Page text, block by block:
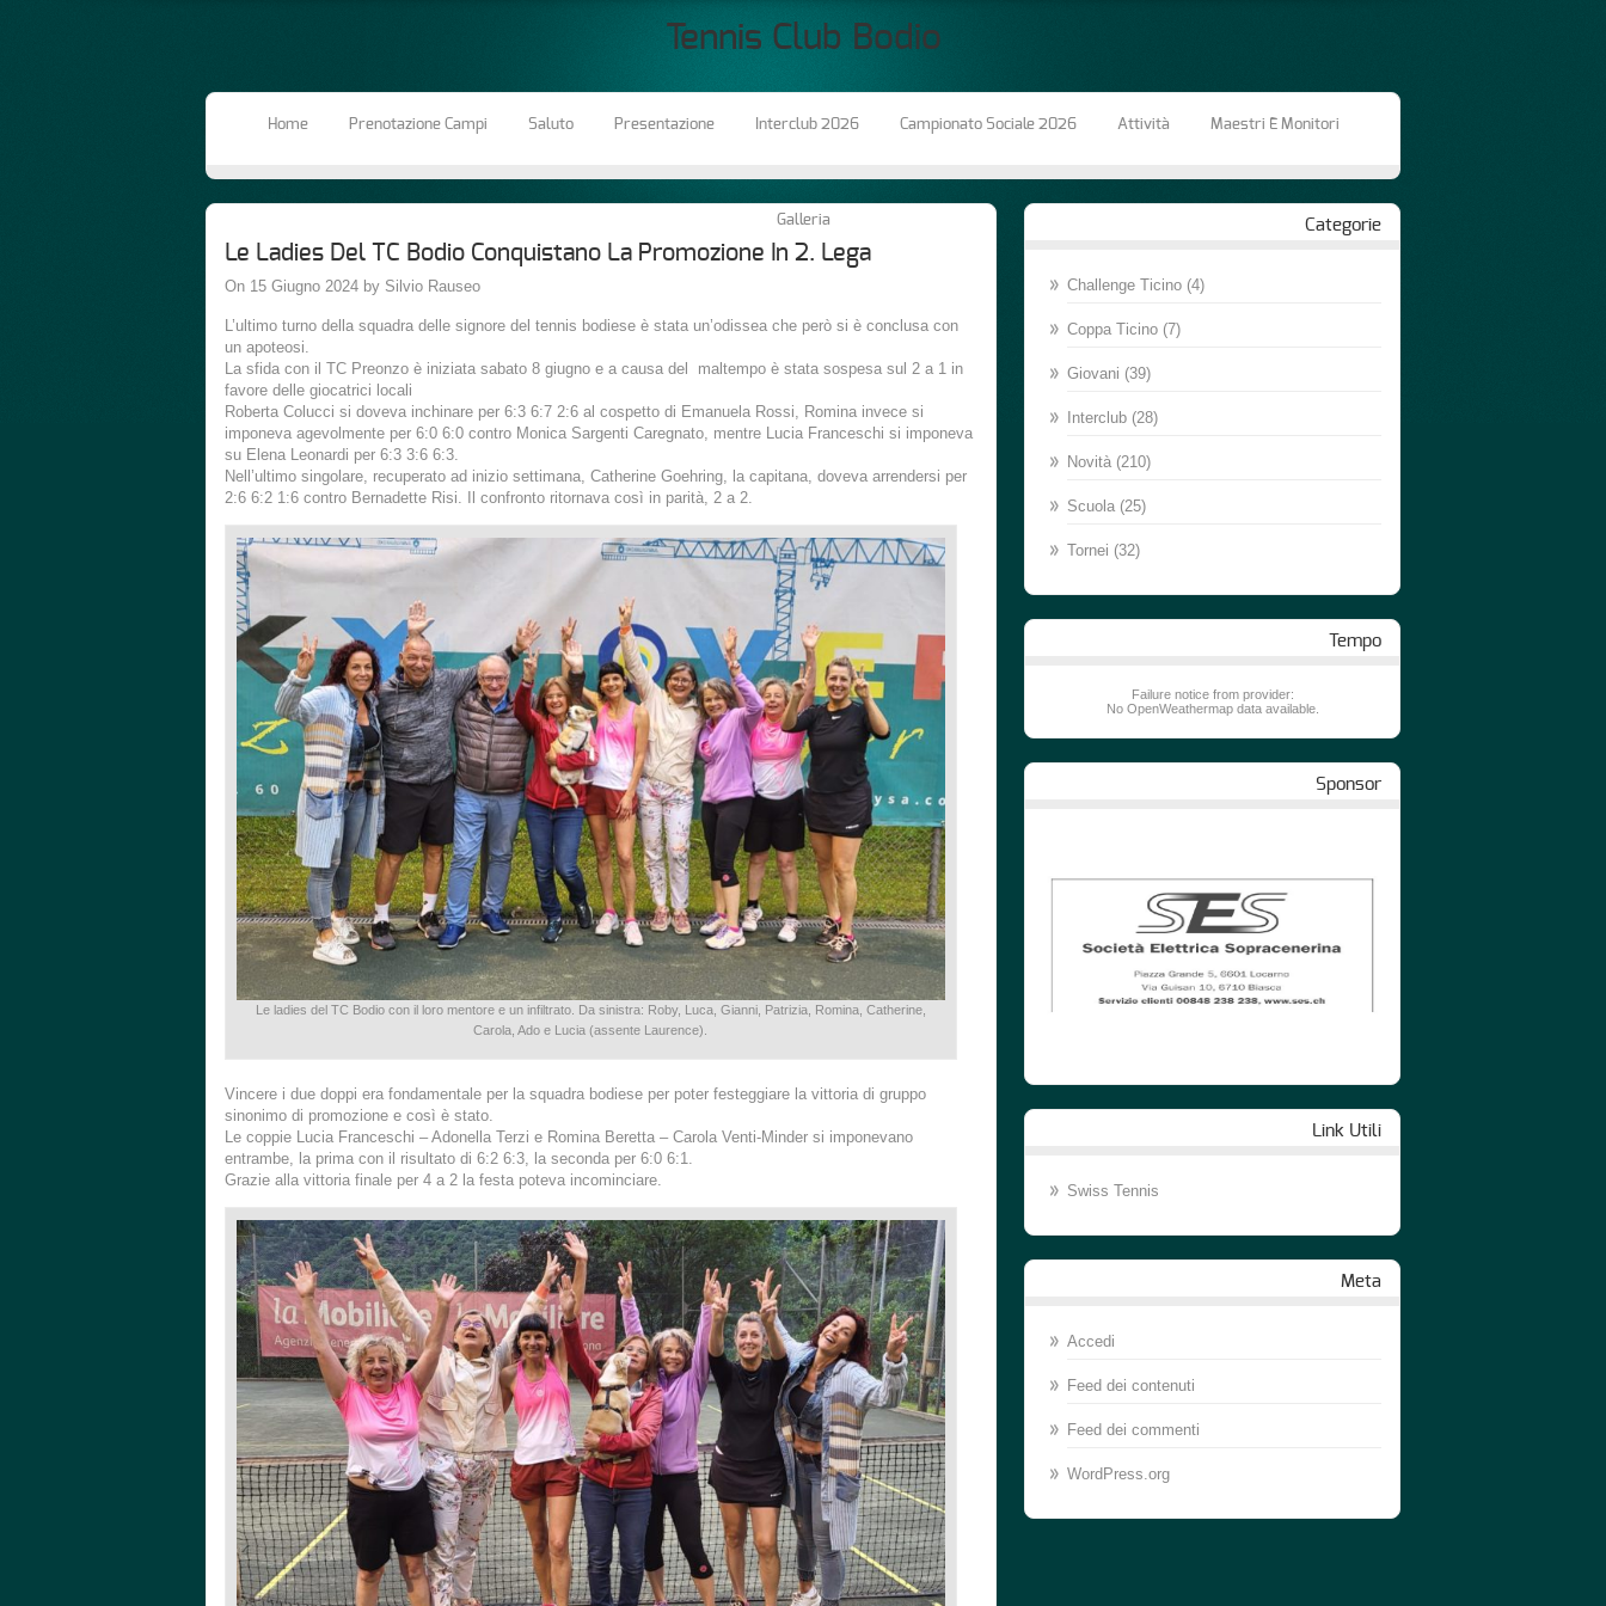
Tennis Club Bodio
Home Prenotazione Campi Saluto Presentazione Interclub 2026 Campionato Sociale 2026 Attività Maestri E Monitori
Galleria
Le Ladies Del TC Bodio Conquistano La Promozione In 2. Lega
On 15 Giugno 2024 by Silvio Rauseo
L’ultimo turno della squadra delle signore del tennis bodiese è stata un’odissea che però si è conclusa con
un apoteosi.
La sfida con il TC Preonzo è iniziata sabato 8 giugno e a causa del maltempo è stata sospesa sul 2 a 1 in
favore delle giocatrici locali
Roberta Colucci si doveva inchinare per 6:3 6:7 2:6 al cospetto di Emanuela Rossi, Romina invece si
imponeva agevolmente per 6:0 6:0 contro Monica Sargenti Caregnato, mentre Lucia Franceschi si imponeva
su Elena Leonardi per 6:3 3:6 6:3.
Nell’ultimo singolare, recuperato ad inizio settimana, Catherine Goehring, la capitana, doveva arrendersi per
2:6 6:2 1:6 contro Bernadette Risi. Il confronto ritornava così in parità, 2 a 2.
Le ladies del TC Bodio con il loro mentore e un infiltrato. Da sinistra: Roby, Luca, Gianni, Patrizia, Romina, Catherine,
Carola, Ado e Lucia (assente Laurence).
Vincere i due doppi era fondamentale per la squadra bodiese per poter festeggiare la vittoria di gruppo
sinonimo di promozione e così è stato.
Le coppie Lucia Franceschi – Adonella Terzi e Romina Beretta – Carola Venti-Minder si imponevano
entrambe, la prima con il risultato di 6:2 6:3, la seconda per 6:0 6:1.
Grazie alla vittoria finale per 4 a 2 la festa poteva incominciare.
Categorie
Challenge Ticino (4)
Coppa Ticino (7)
Giovani (39)
Interclub (28)
Novità (210)
Scuola (25)
Tornei (32)
Tempo
Failure notice from provider:
No OpenWeathermap data available.
Sponsor
Link Utili
Swiss Tennis
Meta
Accedi
Feed dei contenuti
Feed dei commenti
WordPress.org